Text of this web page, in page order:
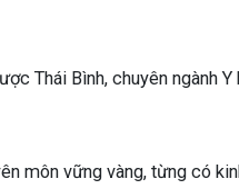
Thái Bình, chuyên ngành
môn vững vàng, từng có